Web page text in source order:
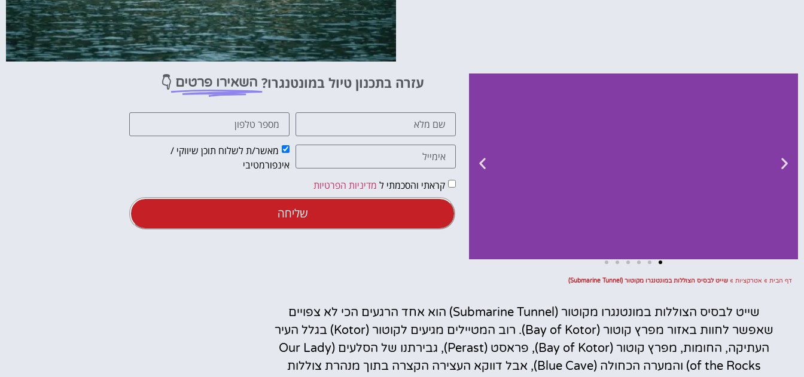
רכב
השוואת מחירים
לחצו פה!
מציאת מלון
מומלץ?
לחצו
פה!
עזרה בתכנון טיול במונטנגרו? השאירו פרטים 👇
מאשר/ת לשלוח תוכן שיווקי /
אינפורמטיבי
קראתי והסכמתי ל מדיניות הפרטיות
שליחה
דף הבית » אטרקציות » שייט לבסיס הצוללות במונטנגרו מקוטור (Submarine Tunnel)
שייט לבסיס הצוללות במונטנגרו מקוטור (Submarine Tunnel) הוא אחד הרגעים הכי לא צפויים
שאפשר לחוות באזור מפרץ קוטור (Bay of Kotor). רוב המטיילים מגיעים לקוטור (Kotor) בגלל העיר
העתיקה, החומות, מפרץ קוטור (Bay of Kotor), פראסט (Perast), גבירתנו של הסלעים (Our Lady
of the Rocks) והמערה הכחולה (Blue Cave), אבל דווקא העצירה הקצרה בתוך מנהרת צוללות